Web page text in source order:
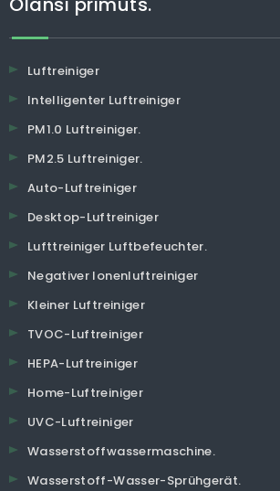
Luftreiniger
Intelligenter Luftreiniger
PM1.0 Luftreiniger.
PM2.5 Luftreiniger.
Auto-Luftreiniger
Desktop-Luftreiniger
Lufttreiniger Luftbefeuchter.
Negativer Ionenluftreiniger
Kleiner Luftreiniger
TVOC-Luftreiniger
HEPA-Luftreiniger
Home-Luftreiniger
UVC-Luftreiniger
Wasserstoffwassermaschine.
Wasserstoff-Wasser-Sprühgerät.